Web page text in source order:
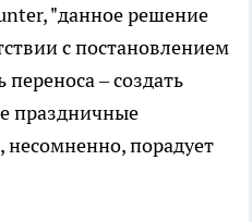
"данное решение
с постановлением
– создать
праздничные
несомненно, порадует